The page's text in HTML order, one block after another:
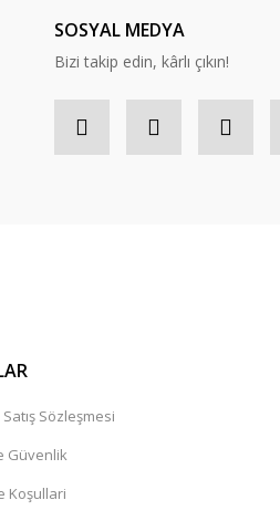
SOSYAL MEDYA
Bizi takip edin, kârlı çıkın!
Sözleşmesi
Güvenlik
Koşullari